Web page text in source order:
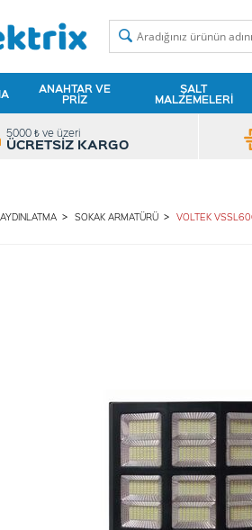
ANAHTAR VE
PRIZ
ŞALT
MALZEMELERI
5000 ₺ ve üzeri
ÜCRETSİZ KARGO
AYDINLATMA SOKAK ARMATÜRÜ VOLTEK